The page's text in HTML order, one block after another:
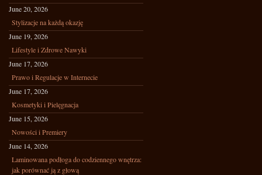
June 20, 2026
Stylizacje na każdą okazję
June 19, 2026
Lifestyle i Zdrowe Nawyki
June 17, 2026
Prawo i Regulacje w Internecie
June 17, 2026
Kosmetyki i Pielęgnacja
June 15, 2026
Nowości i Premiery
June 14, 2026
Laminowana podłoga do codziennego wnętrza:
jak porównać ją z głową